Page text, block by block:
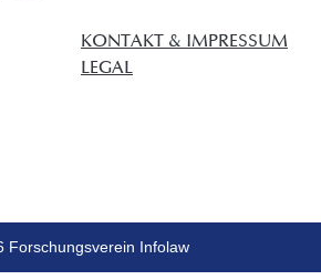
KONTAKT & IMPRESSUM
LEGAL
Forschungsverein Infolaw